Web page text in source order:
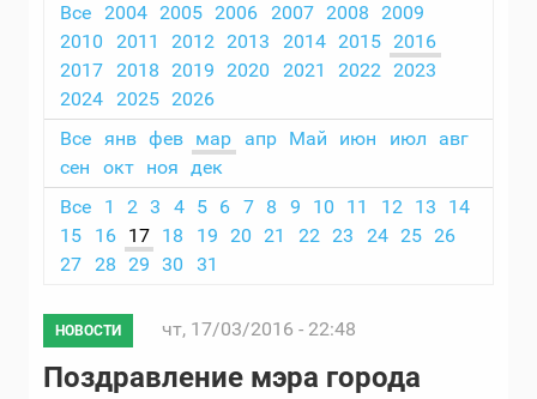
Все
2004 2005 2006 2007 2008
2009
2010
2011 2012 2013 2014 2015 2016
2017
2018 2019 2020 2021 2022 2023
2024
2025
2026
Все янв фев мар апр Май июн июл
авг
сен
окт ноя дек
Все
1 2 3 4 5 6 7 8 9 10 11 12 13
14
15
16 17 18 19 20 21 22 23 24 25 26
27
28 29 30 31
НОВОСТИ чт, 17/03/2016 - 22:48
Поздравление мэра города